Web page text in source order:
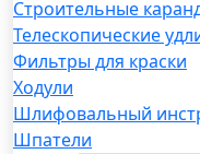
Строительные
Телескопические
Фильтры для краски
Ходули
Шлифовальный
Шпатели